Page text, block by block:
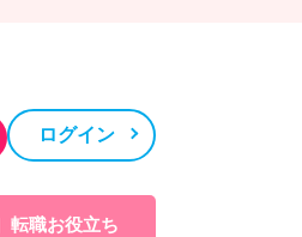
ログイン
転職お役立ち